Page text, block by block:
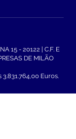
15 - 20122 | C.F. E
DE MILÃO
Euros.